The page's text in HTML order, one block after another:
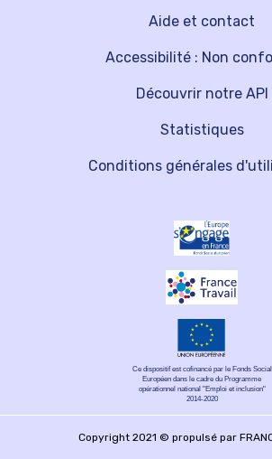
Découvrir notre API
Aide et contact
Statistiques
Accessibilité : Non
Conditions générales
Ce dispositif est cofinancé par le Fonds Social
Européen dans le cadre du Programme
opérationnel national "Emploi et inclusion"
2014-2020
Copyright 2021 © propulsé par